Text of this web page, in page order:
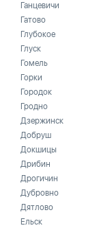
Ганцевичи
Гатово
Глубокое
Глуск
Гомель
Горки
Городок
Гродно
Дзержинск
Добруш
Докшицы
Дрибин
Дрогичин
Дубровно
Дятлово
Ельск